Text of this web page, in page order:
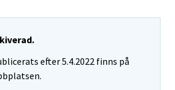
efter 5.4.2022 finns på